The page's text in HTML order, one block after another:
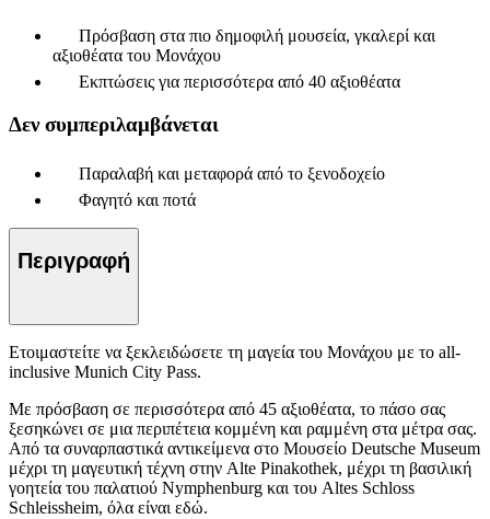
Πρόσβαση στα πιο δημοφιλή μουσεία, γκαλερί και
αξιοθέατα του Μονάχου
Εκπτώσεις για περισσότερα από 40 αξιοθέατα
Δεν συμπεριλαμβάνεται
Παραλαβή και μεταφορά από το ξενοδοχείο
Φαγητό και ποτά
Περιγραφή
Ετοιμαστείτε να ξεκλειδώσετε τη μαγεία του Μονάχου με το all-
inclusive Munich City Pass.
Με πρόσβαση σε περισσότερα από 45 αξιοθέατα, το πάσο σας
ξεσηκώνει σε μια περιπέτεια κομμένη και ραμμένη στα μέτρα σας.
Από τα συναρπαστικά αντικείμενα στο Μουσείο Deutsche Museum
μέχρι τη μαγευτική τέχνη στην Alte Pinakothek, μέχρι τη βασιλική
γοητεία του παλατιού Nymphenburg και του Altes Schloss
Schleissheim, όλα είναι εδώ.